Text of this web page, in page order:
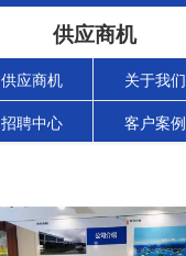
供应商机
供应商机 关于我们
招聘中心 客户案例